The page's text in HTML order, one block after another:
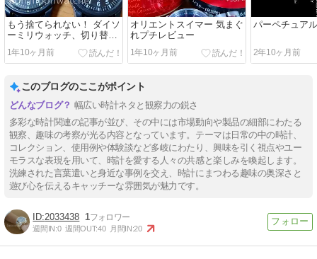
もう捨てられない！ ダイソ
ーミリウォッチ、切り替わ
る？
1年10ヶ月前
オリエントスイマー 気まぐ
れプチレビュー
1年10ヶ月前
パーペチュア
2年10ヶ月前
このブログのここがポイント
幅広い時計ネタと観察力の鋭さ
多彩な時計関連の記事が並び、その中には市場動向や製品の細部にわたる
観察、趣味の考察が光る内容となっています。テーマは日常の中の時計、
コレクション、使用例や体験談など多岐にわたり、興味を引く視点やユー
モラスな表現を用いて、時計を愛する人々の共感と楽しみを喚起します。
洗練された言葉遣いと身近な事例を交え、時計にまつわる趣味の奥深さと
遊び心を伝えるキャッチーな雰囲気が魅力です。
2033438 1
週間IN:0 週間OUT:40 月間IN:20